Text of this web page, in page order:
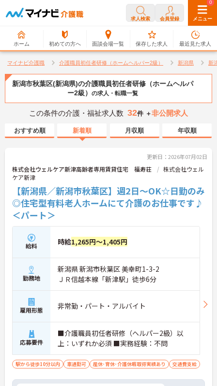
求人検索 会員登録 メニュー
ホーム 初めての方へ 面談会場一覧
0
保存した求人
0
最近見た求人
マイナビ介護職 介護職員初任者研修（ホームヘルパー2級） 新潟県 新
新潟市秋葉区(新潟県)の介護職員初任者研修（ホームヘルパ
ー2級） の求人・転職一覧
この条件の介護・福祉求人数 32件 ＋非公開求人
おすすめ順 新着順 月収順 年収順
更新日：2026年07月02日
株式会社ウェルケア新津高齢者専用賃貸住宅 福寿荘
株式会社ウェル
ケア新津
【新潟県／新潟市秋葉区】週2日～OK☆日勤のみ
◎住宅型有料老人ホームにて介護のお仕事です♪
＜パート＞
給料 時給1,265円～1,405円
勤務地
新潟県 新潟市秋葉区 美幸町1-3-2
ＪＲ信越本線「新津駅」徒歩6分
雇用形態 非常勤・パート・アルバイト
応募要件
■介護職員初任者研修（ヘルパー2級）以
上：いずれか必須 ■実務経験：不問
駅から徒歩10分以内 車通勤可 産休･育休･介護休暇取得実績あり 交通費支給